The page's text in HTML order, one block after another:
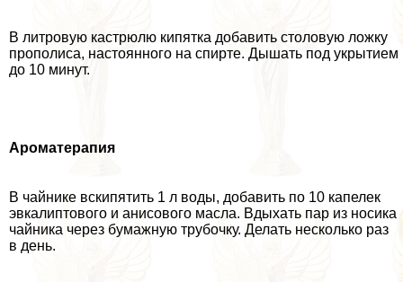
В литровую кастрюлю кипятка добавить столовую ложку
прополиса, настоянного на спирте. Дышать под укрытием
до 10 минут.
Ароматерапия
В чайнике вскипятить 1 л воды, добавить по 10 капелек
эвкалиптового и анисового масла. Вдыхать пар из носика
чайника через бумажную трубочку. Делать несколько раз
в день.